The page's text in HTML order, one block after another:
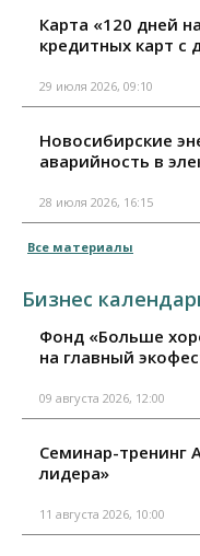
Карта «120 дней
кредитных карт
29 июля 2026, 09:10
Новосибирские
аварийность в
28 июля 2026, 16:15
Все материалы
Бизнес
Фонд «Больше
на главный
09 августа 2026, 12:00
Семинар-тренинг
лидера»
11 августа 2026, 10:00